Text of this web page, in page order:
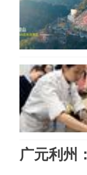
广元利州